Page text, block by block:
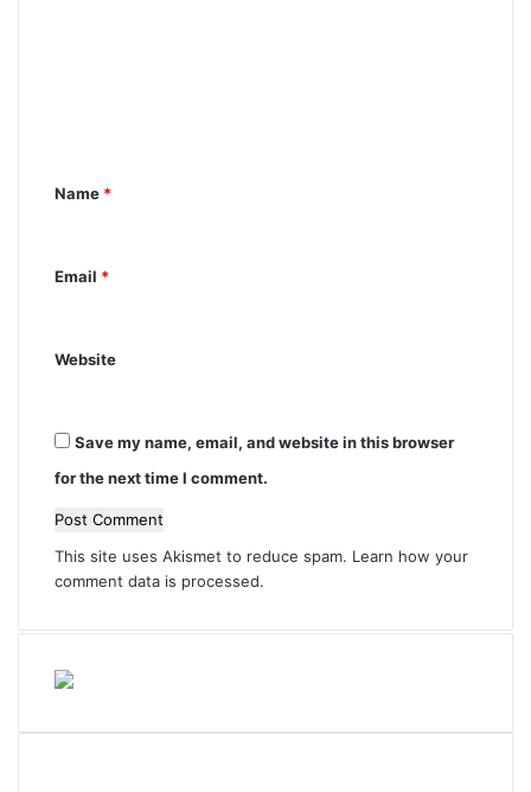
t
Name *
Email *
Website
Save my name, email, and website in this browser
for the next time I comment.
This site uses Akismet to reduce spam. Learn how your
comment data is processed.